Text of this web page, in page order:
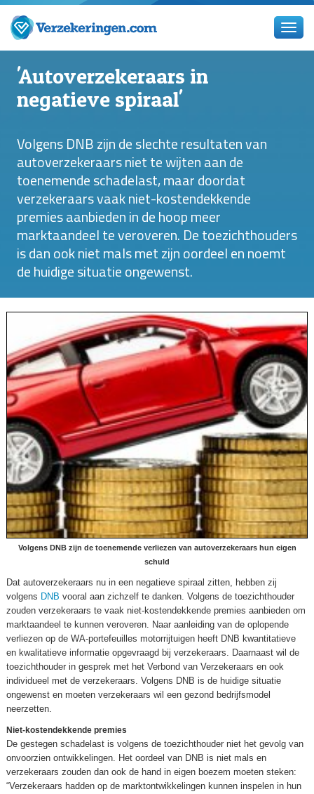
'Autoverzekeraars in
negatieve spiraal'
Volgens DNB zijn de slechte resultaten van
autoverzekeraars niet te wijten aan de
toenemende schadelast, maar doordat
verzekeraars vaak niet-kostendekkende
premies aanbieden in de hoop meer
marktaandeel te veroveren. De toezichthouders
is dan ook niet mals met zijn oordeel en noemt
de huidige situatie ongewenst.
Volgens DNB zijn de toenemende verliezen van autoverzekeraars hun eigen
schuld
Dat autoverzekeraars nu in een negatieve spiraal zitten, hebben zij
volgens DNB vooral aan zichzelf te danken. Volgens de toezichthouder
zouden verzekeraars te vaak niet-kostendekkende premies aanbieden om
marktaandeel te kunnen veroveren. Naar aanleiding van de oplopende
verliezen op de WA-portefeuilles motorrijtuigen heeft DNB kwantitatieve
en kwalitatieve informatie opgevraagd bij verzekeraars. Daarnaast wil de
toezichthouder in gesprek met het Verbond van Verzekeraars en ook
individueel met de verzekeraars. Volgens DNB is de huidige situatie
ongewenst en moeten verzekeraars wil een gezond bedrijfsmodel
neerzetten.
Niet-kostendekkende premies
De gestegen schadelast is volgens de toezichthouder niet het gevolg van
onvoorzien ontwikkelingen. Het oordeel van DNB is niet mals en
verzekeraars zouden dan ook de hand in eigen boezem moeten steken:
“Verzekeraars hadden op de marktontwikkelingen kunnen inspelen in hun